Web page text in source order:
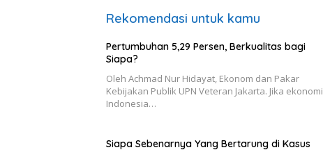
Rekomendasi untuk kamu
Pertumbuhan 5,29 Persen, Berkualitas bagi
Siapa?
Oleh Achmad Nur Hidayat, Ekonom dan Pakar
Kebijakan Publik UPN Veteran Jakarta. Jika ekonomi
Indonesia…
Siapa Sebenarnya Yang Bertarung di Kasus